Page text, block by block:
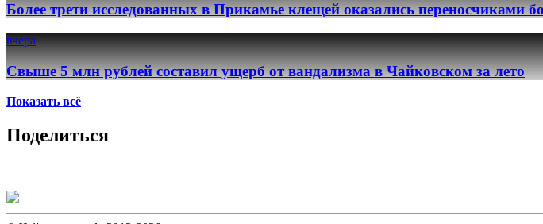
Более трети исследованных в Прикамье клещей оказались переносчиками
вчера
Свыше 5 млн рублей составил ущерб от вандализма в Чайковском за лето
Показать всё
Поделиться